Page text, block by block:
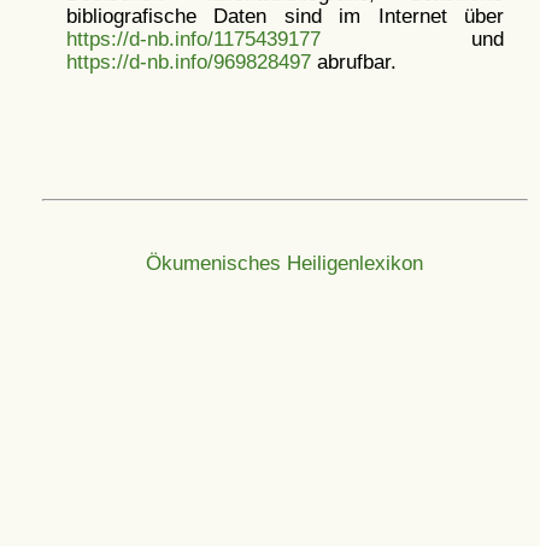
bibliografische Daten sind im Internet über
https://d-nb.info/1175439177und
https://d-nb.info/969828497abrufbar.
Ökumenisches Heiligenlexikon